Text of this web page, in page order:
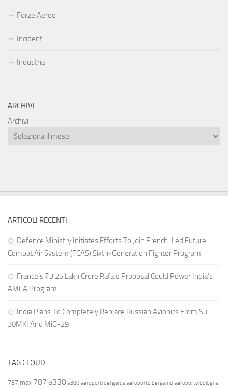
Forze Aeree
Incidenti
Industria
ARCHIVI
Archivi
ARTICOLI RECENTI
Defence Ministry Initiates Efforts To Join French-Led Future
Combat Air System (FCAS) Sixth‑Generation Fighter Program
France’s ₹3.25 Lakh Crore Rafale Proposal Could Power India’s
AMCA Program
India Plans To Completely Replace Russian Avionics From Su-
30MKI And MiG-29
TAG CLOUD
737 max 787 a330 a380 aeroporti del garda aeroporto bergamo aeroporto bologna